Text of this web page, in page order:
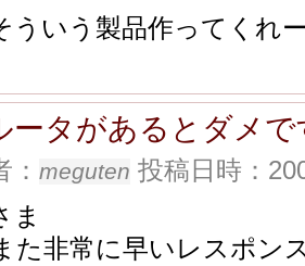
ういう製品作ってくれ
ータがあるとダメで
meguten 投稿日時：
ま
た非常に早いレスポン